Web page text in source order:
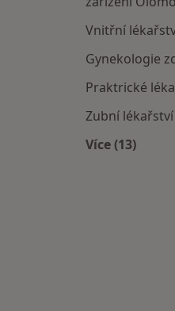
Vnitřní
Gynekologie
Praktrické
Zubní
Více (13)